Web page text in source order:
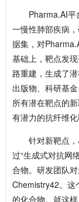
Pharma.AI
一慢性肺部疾病
据集，对
基础上，靶点发
路重建，生成了
出版物、科研基
所有潜在靶点的
有潜力的抗纤维化
针对新靶点
过“生成式对抗网
合物。研发团队
Chemistry42。这
的化合物。就这